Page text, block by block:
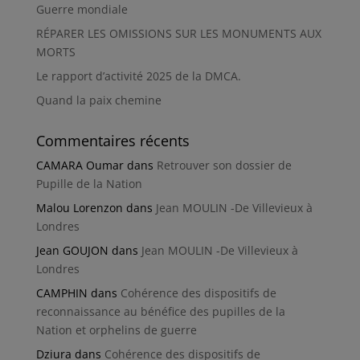
Guerre mondiale
RÉPARER LES OMISSIONS SUR LES MONUMENTS AUX
MORTS
Le rapport d’activité 2025 de la DMCA.
Quand la paix chemine
Commentaires récents
CAMARA Oumardans Retrouver son dossier de
Pupille de la Nation
Malou Lorenzon dans Jean MOULIN -De Villevieux à
Londres
Jean GOUJON dans Jean MOULIN -De Villevieux à
Londres
CAMPHIN dans Cohérence des dispositifs de
reconnaissance au bénéfice des pupilles de la
Nation et orphelins de guerre
Dziura dans Cohérence des dispositifs de